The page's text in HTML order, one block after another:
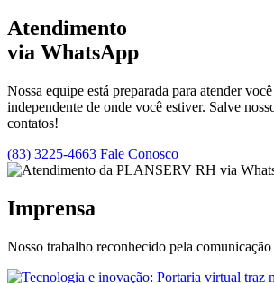
Atendimento
via WhatsApp
Nossa equipe está preparada para atender
independente de onde você estiver. Salve
contatos!
(83) 3225-4663 Fale Conosco
Imprensa
Nosso trabalho reconhecido pela comunicação